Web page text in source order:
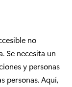
no
Se necesita un
y personas
personas. Aquí,